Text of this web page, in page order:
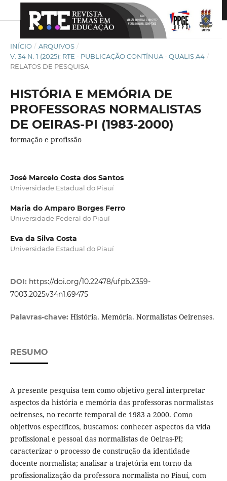
INÍCIO / ARQUIVOS /
V. 34 N. 1 (2025): RTE - PUBLICAÇÃO CONTÍNUA - QUALIS A4 /
RELATOS DE PESQUISA
HISTÓRIA E MEMÓRIA DE
PROFESSORAS NORMALISTAS
DE OEIRAS-PI (1983-2000)
formação e profissão
José Marcelo Costa dos Santos
Universidade Estadual do Piauí
Maria do Amparo Borges Ferro
Universidade Federal do Piauí
Eva da Silva Costa
Universidade Estadual do Piauí
DOI: https://doi.org/10.22478/ufpb.2359-
7003.2025v34n1.69475
Palavras-chave: História. Memória. Normalistas Oeirenses.
RESUMO
A presente pesquisa tem como objetivo geral interpretar
aspectos da história e memória das professoras normalistas
oeirenses, no recorte temporal de 1983 a 2000. Como
objetivos específicos, buscamos: conhecer aspectos da vida
profissional e pessoal das normalistas de Oeiras-PI;
caracterizar o processo de construção da identidade
docente normalista; analisar a trajetória em torno da
profissionalização da professora normalista no Piauí, com